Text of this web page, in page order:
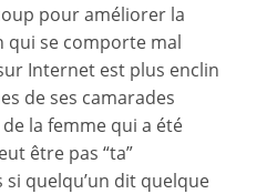
pour améliorer la
qui se comporte mal
Internet est plus enclin
de ses camarades
la femme qui a été
être pas “ta”
quelqu’un dit quelque